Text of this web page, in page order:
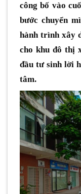
công bố vào
bước chuyển
hành trình xây
cho khu đô thị
đầu tư sinh lời
tâm.